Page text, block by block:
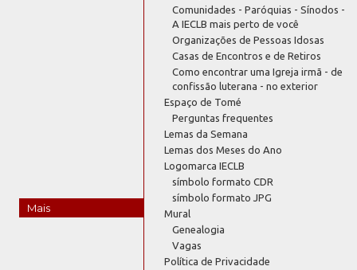
Mais
Comunidades - Paróquias - Sínodos -
A IECLB mais perto de você
Organizações de Pessoas Idosas
Casas de Encontros e de Retiros
Como encontrar uma Igreja irmã - de
confissão luterana - no exterior
Espaço de Tomé
Perguntas frequentes
Lemas da Semana
Lemas dos Meses do Ano
Logomarca IECLB
símbolo formato CDR
símbolo formato JPG
Mural
Genealogia
Vagas
Política de Privacidade